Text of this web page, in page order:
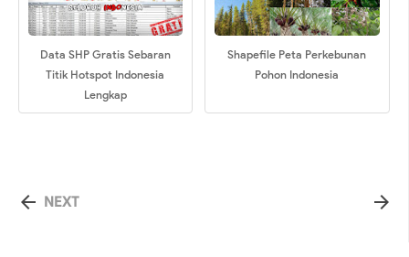
Data SHP Gratis Sebaran
Titik Hotspot Indonesia
Lengkap
Shapefile Peta Perkebunan
Pohon Indonesia
 NEXT 